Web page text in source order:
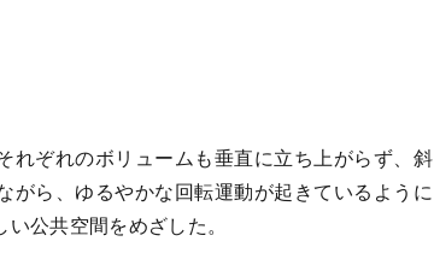
ぞれのボリュームも垂直に立ち上がらず、斜
ら、ゆるやかな回転運動が起きているように
公共空間をめざした。